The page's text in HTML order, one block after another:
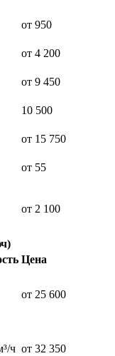
от 950
от 4 200
от 9 450
10 500
от 15 750
от 55
от 2 100
Цена
от 25 600
ч от 32 350